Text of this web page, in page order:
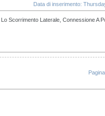
Data di inserimento:
Scorrimento Laterale, Connessione A